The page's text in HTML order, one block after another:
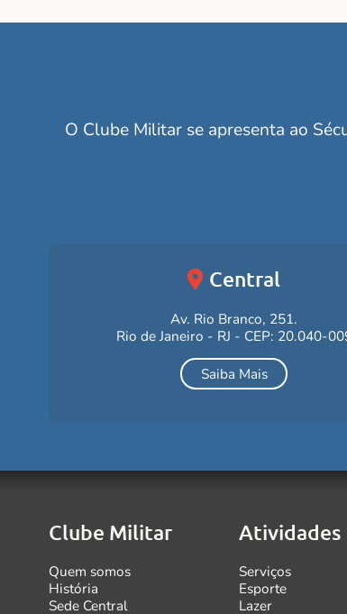
O Clube Militar se apresenta ao
Central
Av. Rio Branco, 251.
Rio de Janeiro - RJ - CEP: 20.040-
Saiba Mais
Clube Militar
Quem somos
História
Sede Central
Atividades
Serviços
Esporte
Lazer